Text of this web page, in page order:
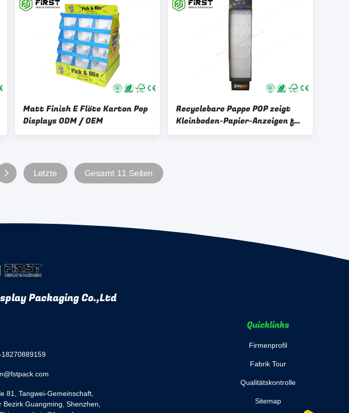
Matt Finish E Flöte Karton Pop
Displays ODM / OEM
Recyclebare Pappe POP zeigt
Kleinboden-Papier-Anzeigen für
Supermarkt an
Letzte Gesamt 11 Seiten
Packaging Co.,Ltd
18270889159
81, Tangwei-Gemeinschaft,
Guangming, Shenzhen,
Quicklinks
Firmenprofil
Fabrik Tour
Qualitätskontrolle
Sitemap